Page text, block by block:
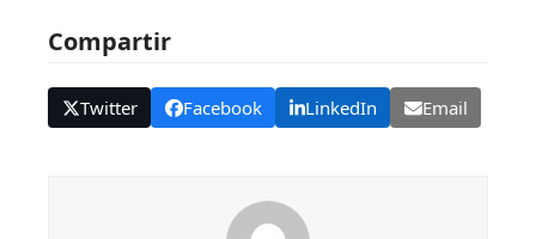
Compartir
Twitter Facebook LinkedIn Email